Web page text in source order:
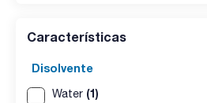
Características
Disolvente
Water (1)